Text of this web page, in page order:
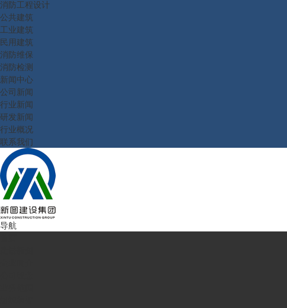
消防工程设计
公共建筑
工业建筑
民用建筑
消防维保
消防检测
新闻中心
公司新闻
行业新闻
研发新闻
行业概况
联系我们
导航